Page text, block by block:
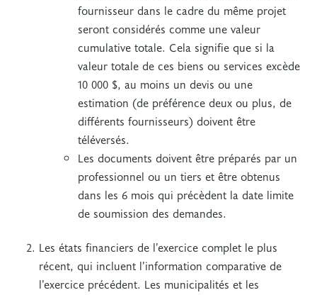
fournisseur dans le cadre du même projet
seront considérés comme une valeur
cumulative totale. Cela signifie que si la
valeur totale de ces biens ou services excède
10 000 $, au moins un devis ou une
estimation (de préférence deux ou plus, de
différents fournisseurs) doivent être
téléversés.
Les documents doivent être préparés par un
professionnel ou un tiers et être obtenus
dans les 6 mois qui précèdent la date limite
de soumission des demandes.
Les états financiers de l’exercice complet le plus
récent, qui incluent l’information comparative de
l’exercice précédent. Les municipalités et les